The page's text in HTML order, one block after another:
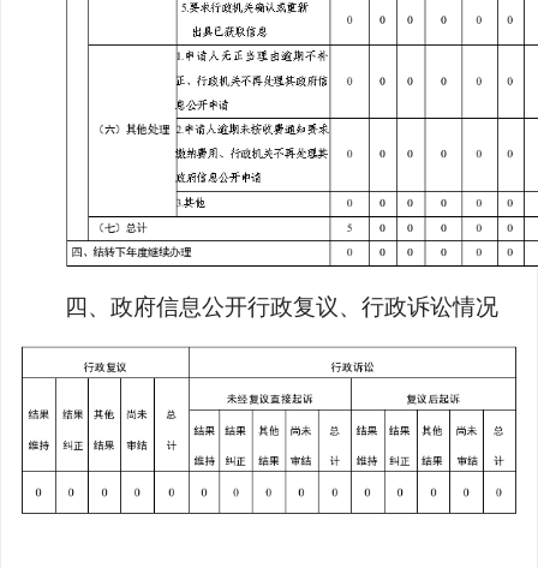
四、政府信息公开行政复议、行政诉讼情况